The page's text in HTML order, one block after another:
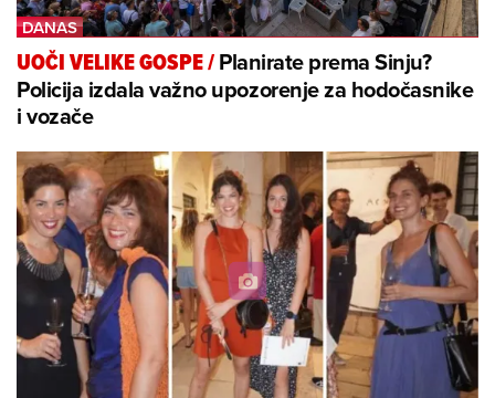
UOČI VELIKE GOSPE/Planirate prema Sinju?
Policija izdala važno upozorenje za hodočasnike
i vozače